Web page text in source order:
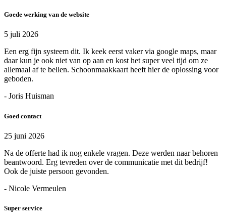
Goede werking van de website
5 juli 2026
Een erg fijn systeem dit. Ik keek eerst vaker via google maps, maar
daar kun je ook niet van op aan en kost het super veel tijd om ze
allemaal af te bellen. Schoonmaakkaart heeft hier de oplossing voor
geboden.
- Joris Huisman
Goed contact
25 juni 2026
Na de offerte had ik nog enkele vragen. Deze werden naar behoren
beantwoord. Erg tevreden over de communicatie met dit bedrijf!
Ook de juiste persoon gevonden.
- Nicole Vermeulen
Super service